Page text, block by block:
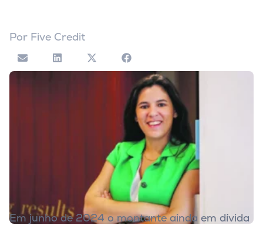
Por Five Credit
Em junho de 2024 o montante ainda em dívida